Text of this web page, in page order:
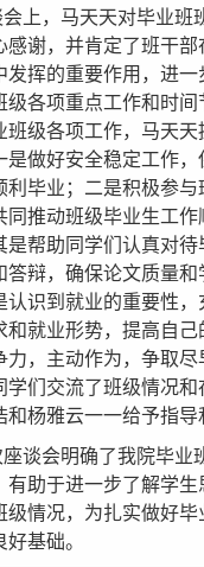
上，马天天对毕业班
感谢，并肯定了班干部
发挥的重要作用，进一
级各项重点工作和时间
班级各项工作，马天天
是做好安全稳定工作，
利毕业；二是积极参与
同推动班级毕业生工作
是帮助同学们认真对
答辩，确保论文质量和
认识到就业的重要性，
和就业形势，提高自己
力，主动作为，争取尽
学们交流了班级情况和
杨雅云一一给予指导
座谈会明确了我院毕业
有助于进一步了解学生
级情况，为扎实做好毕
基础。